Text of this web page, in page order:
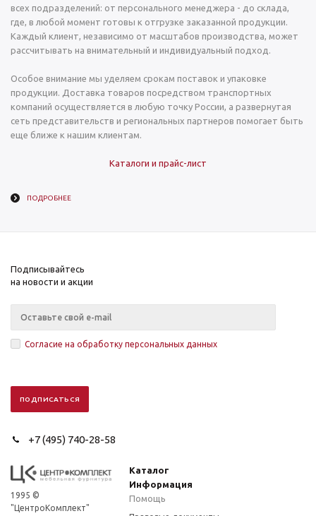
всех подразделений: от персонального менеджера - до склада,
где, в любой момент готовы к отгрузке заказанной продукции.
Каждый клиент, независимо от масштабов производства, может
рассчитывать на внимательный и индивидуальный подход.
Особое внимание мы уделяем срокам поставок и упаковке
продукции. Доставка товаров посредством транспортных
компаний осуществляется в любую точку России, а развернутая
сеть представительств и региональных партнеров помогает быть
еще ближе к нашим клиентам.
Каталоги и прайс-лист
ПОДРОБНЕЕ
Подписывайтесь
на новости и акции
Согласие на обработку персональных данных
+7 (495) 740-28-58
1995 ©
"ЦентроКомплект"
Каталог
Информация
Помощь